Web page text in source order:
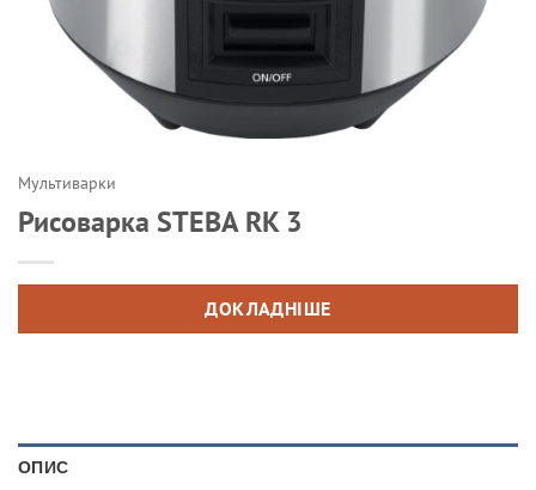
Мультиварки
Рисоварка STEBA RK 3
ДОКЛАДНІШЕ
ОПИС